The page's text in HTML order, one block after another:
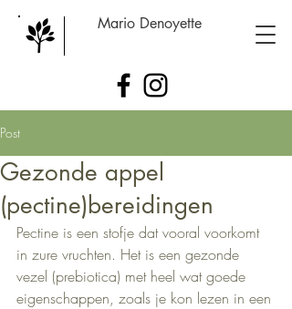
Mario Denoyette
Post
Gezonde appel
(pectine)bereidingen
Pectine is een stofje dat vooral voorkomt
in zure vruchten. Het is een gezonde
vezel (prebiotica) met heel wat goede
eigenschappen, zoals je kon lezen in een